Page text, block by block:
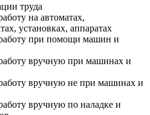
труда
на автоматах,
установках, аппаратах
при помощи машин и
вручную при машинах и
вручную не при машинах и
вручную по наладке и